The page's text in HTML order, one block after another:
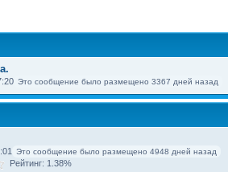
Это сообщение было размещено 3367 дней назад
Это сообщение было размещено 4948 дней назад
Рейтинг: 1.38%